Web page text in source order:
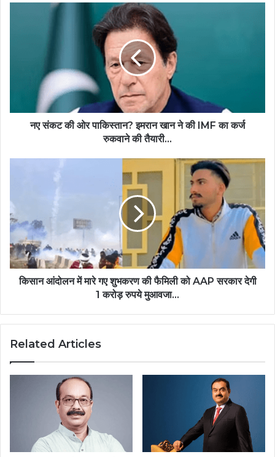
नए संकट की ओर पाकिस्तान? इमरान खान ने की IMF का कर्ज
रुकवाने की तैयारी...
किसान आंदोलन में मारे गए शुभकरण की फैमिली को AAP सरकार देगी
1 करोड़ रुपये मुआवजा...
Related Articles